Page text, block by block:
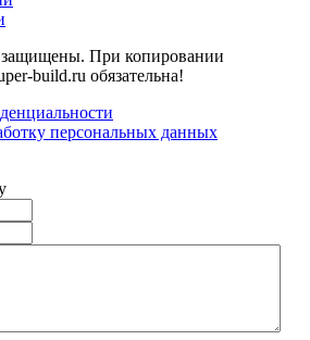
защищены. При копировании
build.ru обязательна!
персональных данных